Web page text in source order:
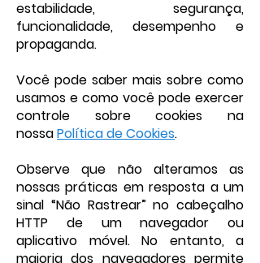
estabilidade, segurança,
funcionalidade, desempenho e
propaganda.
Você pode saber mais sobre como
usamos e como você pode exercer
controle sobre cookies na
nossaPolítica de Cookies.
Observe que não alteramos as
nossas práticas em resposta a um
sinal “Não Rastrear” no cabeçalho
HTTP de um navegador ou
aplicativo móvel. No entanto, a
maioria dos navegadores permite